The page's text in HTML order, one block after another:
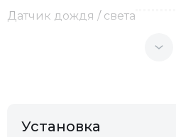
Датчик дождя / света
Установка